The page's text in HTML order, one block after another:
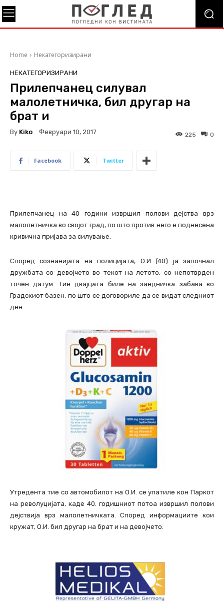
Home Некатегоризирани
НЕКАТЕГОРИЗИРАНИ
Прилепчанец силувал
малолетничка, бил другар на
брат и
By Kiko Февруари 10, 2017 0
225
Facebook Twitter
Прилепчанец на 40 години извршил полови дејства врз
малолетничка во својот град, по што против него е поднесена
кривична пријава за силување.
Според сознанијата на полицијата, О.И (40) ја започнал
дружбата со девојчето во текот на летото, со непотврден
точен датум. Тие двајцата биле на заедничка забава во
Градскиот базен, по што се договориле да се видат следниот
ден.
Утредента тие со автомобилот на О.И. се упатиле кон Паркот
на револуцијата, каде 40. годишниот потоа извршил полови
дејствија врз малолетничката. Според информациите кои
кружат, О.И. бил другар на брат и на девојчето.